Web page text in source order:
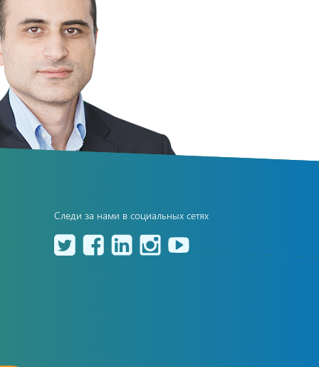
Следи за нами в социальных сетях